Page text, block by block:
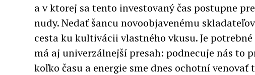
a v ktorej sa tento investovaný čas postupne
nudy. Nedať šancu novoobjavenému
cesta ku kultivácii vlastného vkusu. Je
má aj univerzálnejší presah: podnecuje nás to
koľko času a energie sme dnes ochotní venovať